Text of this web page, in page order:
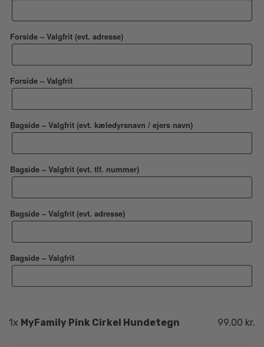
Forside – Valgfrit (evt. adresse)
Forside – Valgfrit
Bagside – Valgfrit (evt. kæledyrsnavn / ejers navn)
Bagside – Valgfrit (evt. tlf. nummer)
Bagside – Valgfrit (evt. adresse)
Bagside – Valgfrit
1x MyFamily Pink Cirkel Hundetegn 99.00 kr.